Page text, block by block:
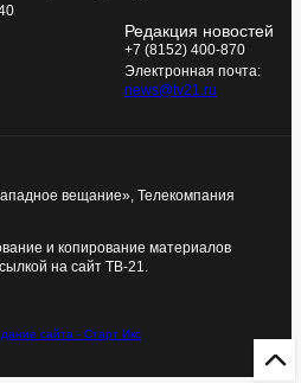
Редакция новостей
+7 (8152) 400-870
Электронная почта:
news@tv21.ru
вещание», Телекомпания
и копирование материалов
на сайт ТВ-21.
сайта - Старт Икс